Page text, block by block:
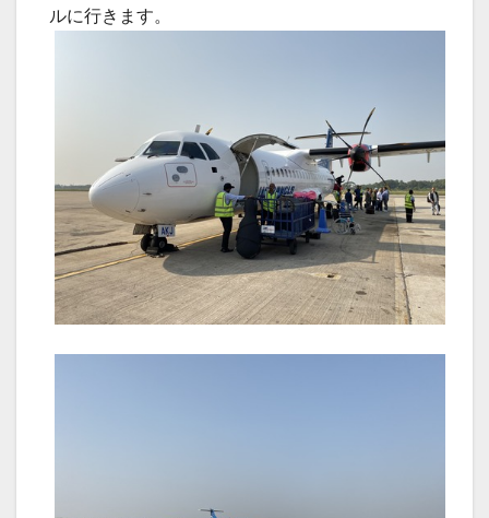
ルに行きます。